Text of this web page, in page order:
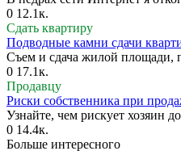
0 12.1к.
Сдать квартиру
Подводные камни сдачи
Съем и сдача жилой площади,
0 17.1к.
Продавцу
Риски собственника при
Узнайте, чем рискует хозяин
0 14.4к.
Больше интересного